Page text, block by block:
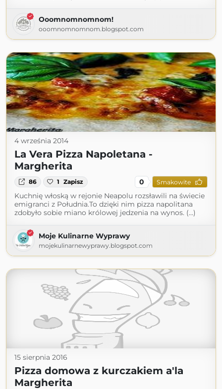
Ooomnomnomnom!
ooomnomnomnom.blogspot.com
4 września 2014
La Vera Pizza Napoletana -
Margherita
86 1 Zapisz 0 Smakowite
Kuchnię włoską w rejonie Neapolu rozsławili na świecie
emigranci z Południa.To dzięki nim pizza napolitana
zdobyło sobie miano królowej jedzenia na wynos. (...)
Moje Kulinarne Wyprawy
mojekulinarnewyprawy.blogspot.com
15 sierpnia 2016
Pizza domowa z kurczakiem a'la
Margherita